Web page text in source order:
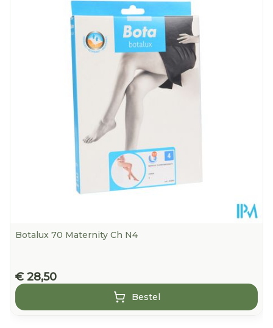
132 mm
Kamertemperatuur (15°C -
25°C)
Botalux 70 Maternity Ch N4
€ 28,50
Bestel